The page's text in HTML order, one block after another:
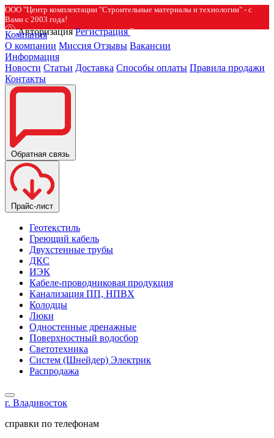
ООО "Центр комплектации "Строительные материалы и технологии" - с
Вами с 2003 года!
Авторизация Регистрация
Компания
О компании Миссия Отзывы Вакансии
Информация
Новости Статьи Доставка Способы оплаты Правила продажи
Контакты
Обратная связь
Прайс-лист
Геотекстиль
Греющий кабель
Двухстенные трубы
ДКС
ИЭК
Кабеле-проводниковая продукция
Канализация ПП, НПВХ
Колодцы
Люки
Одностенные дренажные
Поверхностный водосбор
Светотехника
Систем (Шнейдер) Электрик
Распродажа
г. Владивосток
справки по телефонам